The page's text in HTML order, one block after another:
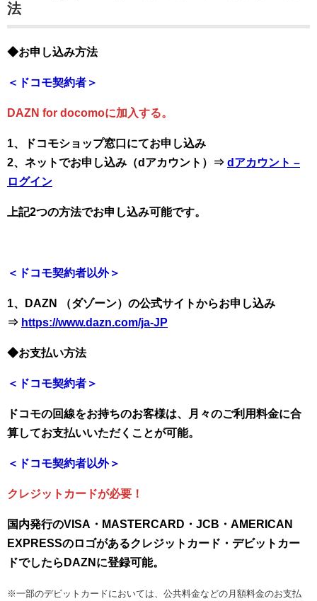
法
◆お申し込み方法
＜ドコモ契約者＞
DAZN for docomoに加入する。
1、ドコモショップ窓口にてお申し込み
2、ネットでお申し込み（dアカウント）⇒ dアカウント –
ログイン
上記2つの方法でお申し込み可能です。
＜ドコモ契約者以外＞
1、DAZN （ダゾーン）の公式サイトからお申し込み
⇒ https://www.dazn.com/ja-JP
◆お支払い方法
＜ドコモ契約者＞
ドコモの回線をお持ちのお客様は、月々のご利用料金に合
算してお支払いいただくことが可能。
＜ドコモ契約者以外＞
クレジットカードが必要！
国内発行のVISA・MASTERCARD・JCB・AMERICAN
EXPRESSのロゴがあるクレジットカード・デビットカー
ドでしたらDAZNに登録可能。
※一部のデビットカードにおいては、公共料金などの月額料金のお支払